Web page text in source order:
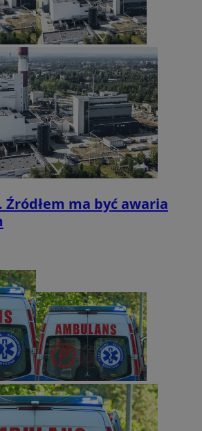
Źródłem ma być awaria